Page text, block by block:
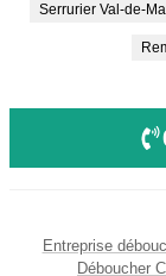
Serrurier Val-de-
Entreprise
Déboucher